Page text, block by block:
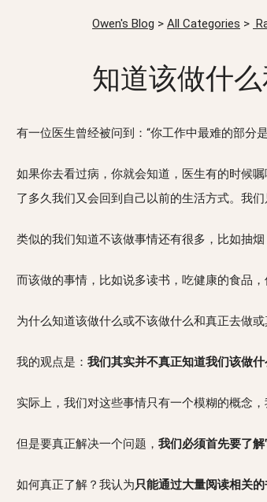
Owen's Blog > All Categories >
知道该做什
有一位医生曾经被问到：“你工作中最难的部分
如果你去看过病，你就会知道，医生有的时候
了多久我们又会回到自己以前的生活方式。我
类似的我们知道不该做事情还有很多，比如抽
而该做的事情，比如说多读书，吃健康的食品
为什么知道该做什么或不该做什么和真正去做
我的观点是： 我们其实并不真正知道我们该做什
实际上，我们对这些事情只有一个模糊的概念
但是要真正解决一个问题， 我们必须首先要了
如何真正了解？我认为只能通过大量阅读相关